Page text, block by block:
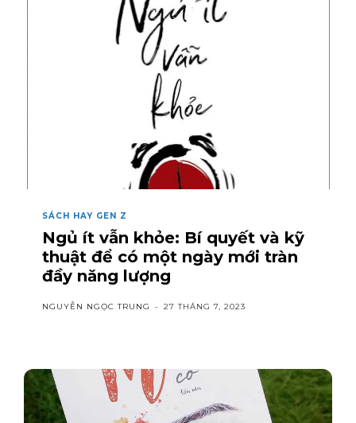
SÁCH HAY GEN Z
Ngủ ít vẫn khỏe: Bí quyết và kỹ
thuật để có một ngày mới tràn
đầy năng lượng
NGUYỄN NGỌC TRUNG - 27 THÁNG 7, 2023